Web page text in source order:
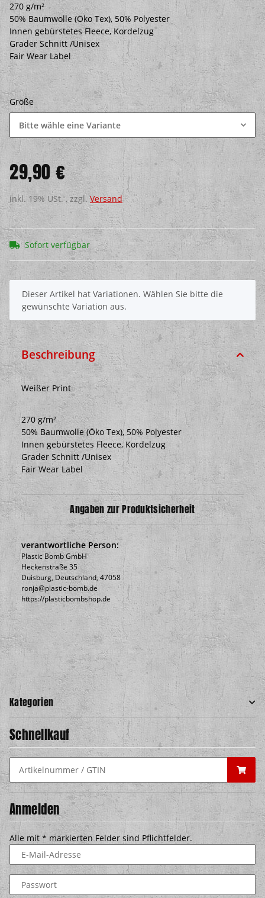
270 g/m²
50% Baumwolle (Öko Tex), 50% Polyester
Innen gebürstetes Fleece, Kordelzug
Grader Schnitt /Unisex
Fair Wear Label
Größe
Bitte wähle eine Variante
29,90 €
inkl. 19% USt. , zzgl.Versand
Sofort verfügbar
x
Dieser Artikel hat Variationen. Wählen Sie bitte die
gewünschte Variation aus.
Beschreibung
Weißer Print
270 g/m²
50% Baumwolle (Öko Tex), 50% Polyester
Innen gebürstetes Fleece, Kordelzug
Grader Schnitt /Unisex
Fair Wear Label
Angaben zur Produktsicherheit
verantwortliche Person:
Plastic Bomb GmbH
Heckenstraße 35
Duisburg, Deutschland, 47058
ronja@plastic-bomb.de
https://plasticbombshop.de
Kategorien
Schnellkauf
Anmelden
Alle mit *markierten Felder sind Pflichtfelder.
E-Mail-Adresse
Passwort